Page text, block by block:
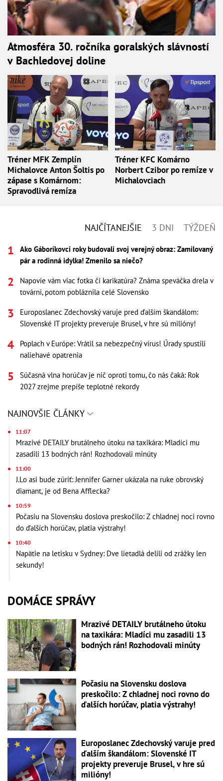
Atmosféra 30. ročníka goralských slávností
v Bachledovej doline
Tréner MFK Zemplín
Michalovce Anton Šoltis po
zápase s Komárnom:
Spravodlivá remíza
Tréner KFC Komárno
Norbert Czibor po remíze v
Michalovciach
NAJČÍTANEJŠIE 3 DNI TÝŽDEŇ
Ako Gáboríkovci roky budovali svoj verejný obraz: Zamilovaný
pár a rodinná idylka! Zmenilo sa niečo?
Napovie vám viac fotka či karikatúra? Známa speváčka drela v
továrni, potom pobláznila celé Slovensko
Europoslanec Zdechovský varuje pred ďalším škandálom:
Slovenské IT projekty preveruje Brusel, v hre sú milióny!
Poplach v Európe: Vrátil sa nebezpečný vírus! Úrady spustili
naliehavé opatrenia
Súčasná vlna horúčav je nič oproti tomu, čo nás čaká: Rok
2027 zrejme prepíše teplotné rekordy
NAJNOVŠIE ČLÁNKY
11:07
Mrazivé DETAILY brutálneho útoku na taxikára: Mladíci mu
zasadili 13 bodných rán! Rozhodovali minúty
11:00
J.Lo asi bude zúriť: Jennifer Garner ukázala na ruke obrovský
diamant, je od Bena Afflecka?
10:59
Počasiu na Slovensku doslova preskočilo: Z chladnej noci rovno
do ďalších horúčav, platia výstrahy!
10:40
Napätie na letisku v Sydney: Dve lietadlá delili od zrážky len
sekundy!
DOMÁCE SPRÁVY
Mrazivé DETAILY brutálneho útoku
na taxikára: Mladíci mu zasadili 13
bodných rán! Rozhodovali minúty
Počasiu na Slovensku doslova
preskočilo: Z chladnej noci rovno do
ďalších horúčav, platia výstrahy!
Europoslanec Zdechovský varuje pred
ďalším škandálom: Slovenské IT
projekty preveruje Brusel, v hre sú
milióny!